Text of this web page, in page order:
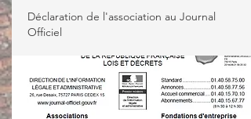
Déclaration de l'association au Journal
Officiel